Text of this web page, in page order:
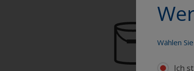
Wählen
Ich